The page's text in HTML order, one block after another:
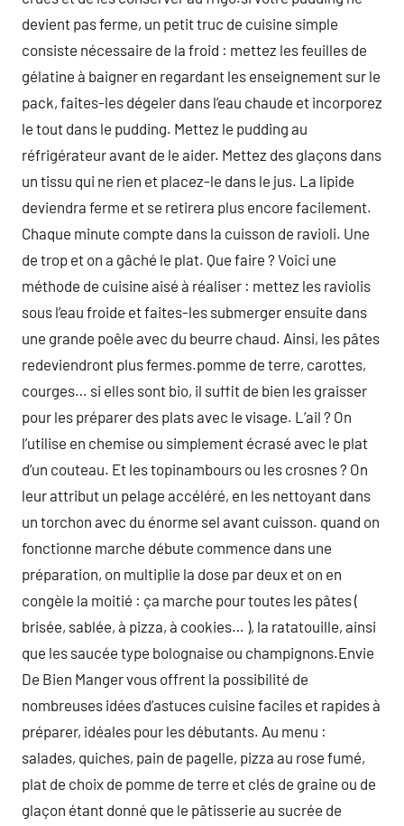
devient pas ferme, un petit truc de cuisine simple
consiste nécessaire de la froid : mettez les feuilles de
gélatine à baigner en regardant les enseignement sur le
pack, faites-les dégeler dans l’eau chaude et incorporez
le tout dans le pudding. Mettez le pudding au
réfrigérateur avant de le aider. Mettez des glaçons dans
un tissu qui ne rien et placez-le dans le jus. La lipide
deviendra ferme et se retirera plus encore facilement.
Chaque minute compte dans la cuisson de ravioli. Une
de trop et on a gâché le plat. Que faire ? Voici une
méthode de cuisine aisé à réaliser : mettez les raviolis
sous l’eau froide et faites-les submerger ensuite dans
une grande poêle avec du beurre chaud. Ainsi, les pâtes
redeviendront plus fermes.pomme de terre, carottes,
courges… si elles sont bio, il suffit de bien les graisser
pour les préparer des plats avec le visage. L’ail ? On
l’utilise en chemise ou simplement écrasé avec le plat
d’un couteau. Et les topinambours ou les crosnes ? On
leur attribut un pelage accéléré, en les nettoyant dans
un torchon avec du énorme sel avant cuisson. quand on
fonctionne marche débute commence dans une
préparation, on multiplie la dose par deux et on en
congèle la moitié : ça marche pour toutes les pâtes (
brisée, sablée, à pizza, à cookies… ), la ratatouille, ainsi
que les saucée type bolognaise ou champignons.Envie
De Bien Manger vous offrent la possibilité de
nombreuses idées d’astuces cuisine faciles et rapides à
préparer, idéales pour les débutants. Au menu :
salades, quiches, pain de pagelle, pizza au rose fumé,
plat de choix de pomme de terre et clés de graine ou de
glaçon étant donné que le pâtisserie au sucrée de